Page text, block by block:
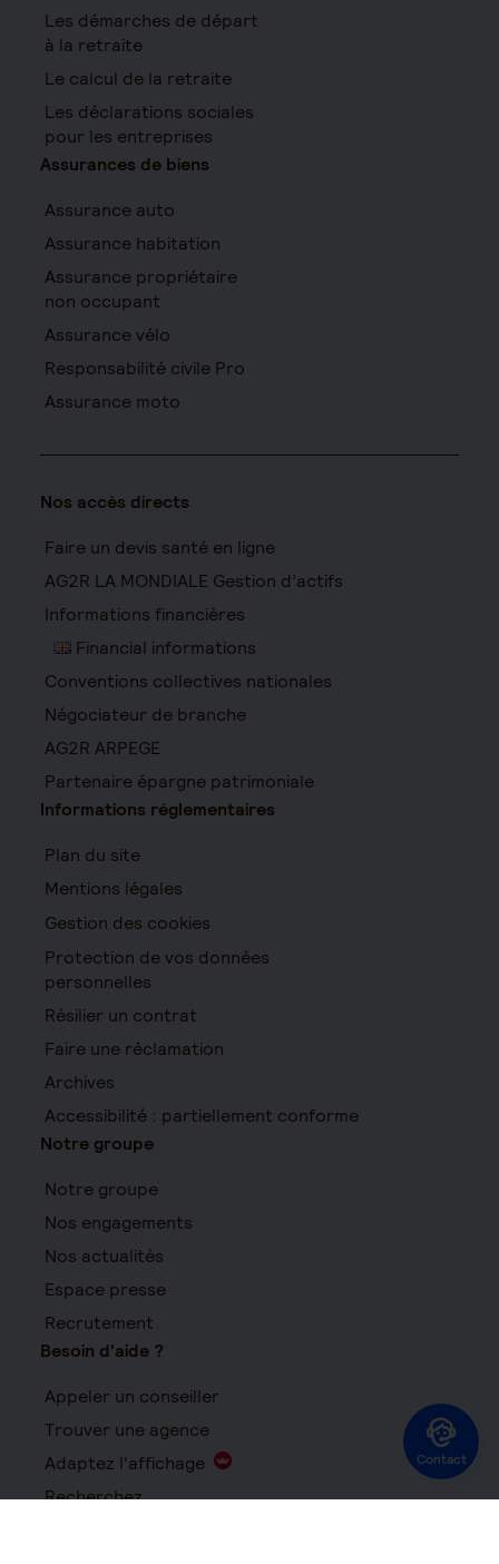
Contact
Les démarches de départ
à la retraite
Le calcul de la retraite
Les déclarations sociales
pour les entreprises
Assurances de biens
Assurance auto
Assurance habitation
Assurance propriétaire
non occupant
Assurance vélo
Responsabilité civile Pro
Assurance moto
Nos accès directs
Faire un devis santé en ligne
AG2R LA MONDIALE Gestion d’actifs
Informations financières
Financial informations
Conventions collectives nationales
Négociateur de branche
AG2R ARPEGE
Partenaire épargne patrimoniale
Informations réglementaires
Plan du site
Mentions légales
Gestion des cookies
Protection de vos données
personnelles
Résilier un contrat
Faire une réclamation
Archives
Accessibilité : partiellement conforme
Notre groupe
Notre groupe
Nos engagements
Nos actualités
Espace presse
Recrutement
Besoin d'aide ?
Appeler un conseiller
Trouver une agence
Adaptez l'affichage
Recherchez